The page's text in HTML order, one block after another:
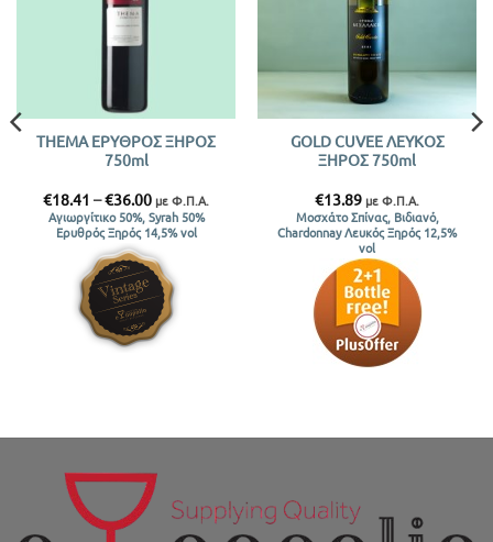
THEMA ΕΡΥΘΡΟΣ ΞΗΡΟΣ
750ml
€18.41 –€36.00Price
range:
€18.41
through
€36.00
με Φ.Π.Α.
Αγιωργίτικο 50%, Syrah 50%
Ερυθρός Ξηρός 14,5% vol
GOLD CUVEE ΛΕΥΚΟΣ
ΞΗΡΟΣ 750ml
€13.89 με Φ.Π.Α.
Μοσχάτο Σπίνας, Βιδιανό,
Chardonnay Λευκός Ξηρός 12,5%
vol